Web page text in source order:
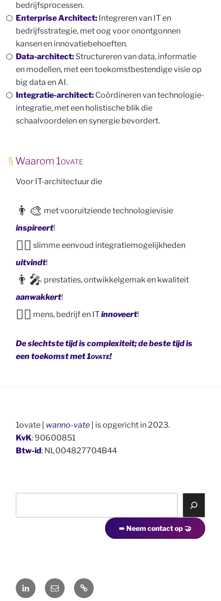
bedrijfsprocessen.
Enterprise Architect: Integreren van IT en
bedrijfsstrategie, met oog voor onontgonnen
kansen en innovatiebehoeften.
Data-architect: Structureren van data, informatie
en modellen, met een toekomstbestendige visie op
big data en AI.
Integratie-architect: Coördineren van technologie-
integratie, met een holistische blik die
schaalvoordelen en synergie bevordert.
Waarom 1ovate
Voor IT-architectuur die
👨‍🎨 met vooruitziende technologievisie
inspireert!
🕵️‍♂️ slimme eenvoud integratiemogelijkheden
uitvindt!
👨‍🎤 prestaties, ontwikkelgemak en kwaliteit
aanwakkert!
🧙‍♂️ mens, bedrijf en ITinnoveert!
De slechtste tijd is complexiteit; de beste tijd is
een toekomst met1ovate!
1ovate [ wanno-vate] is opgericht in 2023.
KvK: 90600851
Btw-id: NL004827704B44
➠ Neem contact op 🤝
LinkedInMail Contact